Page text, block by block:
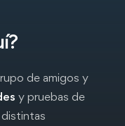
de amigos y
y pruebas de